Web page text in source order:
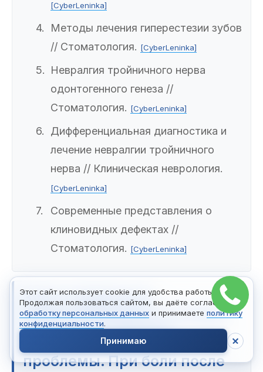
[CyberLeninka]
Методы лечения гиперестезии зубов
// Стоматология. [CyberLeninka]
Невралгия тройничного нерва
одонтогенного генеза //
Стоматология. [CyberLeninka]
Дифференциальная диагностика и
лечение невралгии тройничного
нерва // Клиническая неврология.
[CyberLeninka]
Современные представления о
клиновидных дефектах //
Стоматология. [CyberLeninka]
Зуб от мороза не
«простужается», но холод
обостряет скрытые
стоматологические
проблемы. При боли после
Этот сайт использует cookie для удобства работы.
Продолжая пользоваться сайтом, вы даёте согласие на
обработку персональных данных и принимаете политику
конфиденциальности.
Принимаю